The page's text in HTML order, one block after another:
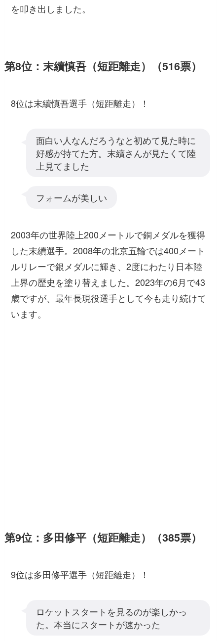
を叩き出しました。
第8位：末續慎吾（短距離走）（516票）
8位は末續慎吾選手（短距離走）！
面白い人なんだろうなと初めて見た時に
好感が持てた方。末續さんが見たくて陸
上見てました
フォームが美しい
2003年の世界陸上200メートルで銅メダルを獲得
した末續選手。2008年の北京五輪では400メート
ルリレーで銀メダルに輝き、2度にわたり日本陸
上界の歴史を塗り替えました。2023年の6月で43
歳ですが、最年長現役選手として今も走り続けて
います。
第9位：多田修平（短距離走）（385票）
9位は多田修平選手（短距離走）！
ロケットスタートを見るのが楽しかっ
た。本当にスタートが速かった